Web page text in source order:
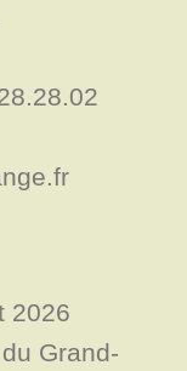
2026
Grand-